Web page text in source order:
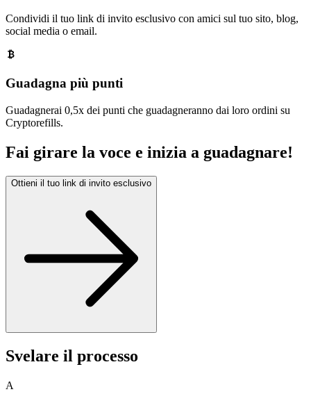
Condividi il tuo link di invito esclusivo con amici sul tuo sito, blog,
social media o email.
Guadagna più punti
Guadagnerai 0,5x dei punti che guadagneranno dai loro ordini su
Cryptorefills.
Fai girare la voce e inizia a guadagnare!
Ottieni il tuo link di invito esclusivo
Svelare il processo
A